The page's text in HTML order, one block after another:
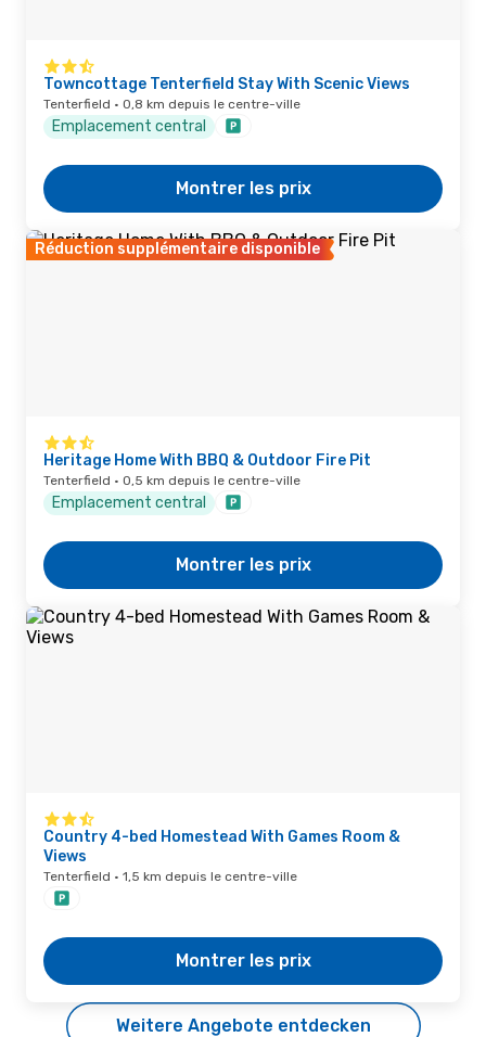
Towncottage Tenterfield Stay With Scenic Views
Tenterfield · 0,8 km depuis le centre-ville
Emplacement central
Montrer les prix
Réduction supplémentaire disponible
Heritage Home With BBQ & Outdoor Fire Pit
Tenterfield · 0,5 km depuis le centre-ville
Emplacement central
Montrer les prix
Country 4-bed Homestead With Games Room &
Views
Tenterfield · 1,5 km depuis le centre-ville
Montrer les prix
Weitere Angebote entdecken